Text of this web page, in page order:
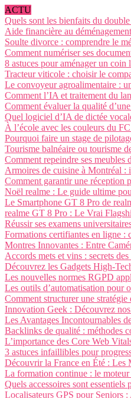
ACTU
Quels sont les bienfaits du
Aide financière au
Soulte divorce : comprendre le
Comment numériser ses
8 astuces pour aménager un coin
Tracteur viticole : choisir le
Le convoyeur agroalimentaire :
Comment l’IA et traitement du
Comment évaluer la qualité
Quel logiciel d’IA de dictée
À l’école avec les couleurs du
Pourquoi faire un stage de
Tourisme balnéaire ou tourisme
Comment repeindre ses meubles
Armoires de cuisine à Montréal :
Comment garantir une réception
Noël realme : Le guide ultime
Le Smartphone GT 8 Pro de
realme GT 8 Pro : Le Vrai
Réussir ses examens
Formations certifiantes en ligne :
Montres Innovantes : Entre
Accords mets et vins : secrets
Découvrez les Gadgets High-
Les nouvelles normes RGPD
Les outils d’automatisation pour
Comment structurer une
Innovation Geek : Découvrez
Les Avantages Incontournables
Backlinks de qualité : méthodes
L’importance des Core Web
3 astuces infaillibles pour
Découvrir la France en Été : Les
La formation continue : le moteur
Quels accessoires sont
Localisateurs GPS pour Seniors